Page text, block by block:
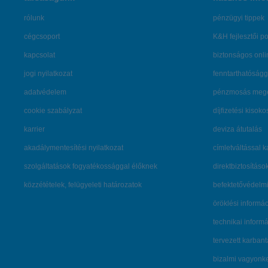
rólunk
cégcsoport
kapcsolat
jogi nyilatkozat
adatvédelem
cookie szabályzat
karrier
akadálymentesítési nyilatkozat
szolgáltatások fogyatékossággal élőknek
közzétételek, felügyeleti határozatok
pénzügyi tippek
K&H fejlesztői
biztonságos
pénzmosás
díjfizetési
deviza átutalás
címletváltással
öröklési
technikai
tervezett
bizalmi